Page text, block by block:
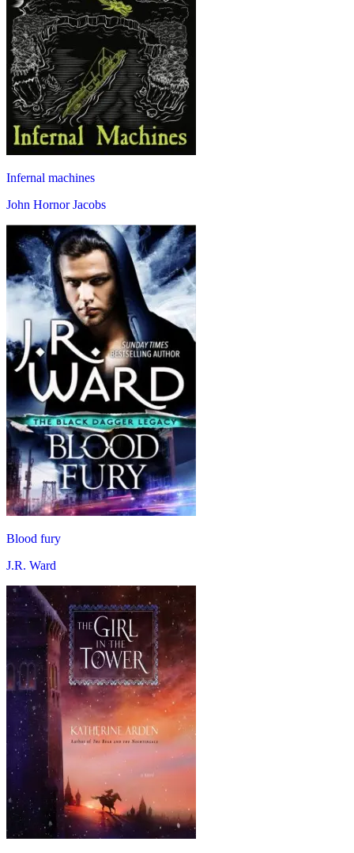
Infernal machines
John Hornor Jacobs
Blood fury
J.R. Ward